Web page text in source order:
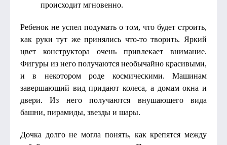
происходит мгновенно.
Ребенок не успел подумать о том, что будет строить,
как руки тут же принялись что-то творить. Яркий
цвет конструктора очень привлекает внимание.
Фигуры из него получаются необычайно красивыми,
и в некотором роде космическими. Машинам
завершающий вид придают колеса, а домам окна и
двери. Из него получаются внушающего вида
башни, пирамиды, звезды и шары.
Дочка долго не могла понять, как крепятся между